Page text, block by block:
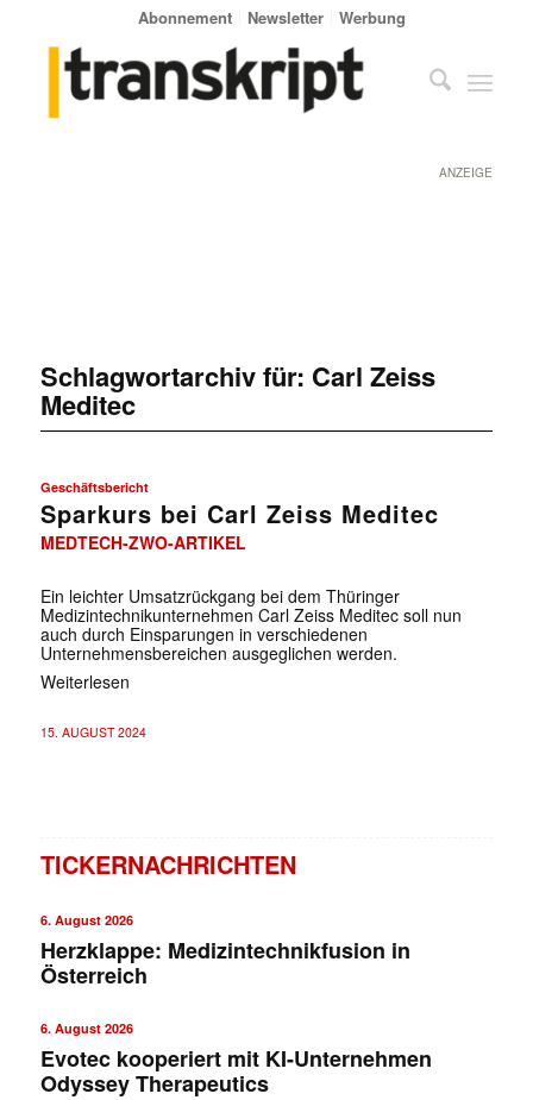
Abonnement Newsletter Werbung
ANZEIGE
Schlagwortarchiv für: Carl Zeiss
Meditec
Geschäftsbericht
Sparkurs bei Carl Zeiss Meditec
MEDTECH-ZWO-ARTIKEL
Ein leichter Umsatzrückgang bei dem Thüringer
Medizintechnikunternehmen Carl Zeiss Meditec soll nun
auch durch Einsparungen in verschiedenen
Unternehmensbereichen ausgeglichen werden.
Weiterlesen
15. AUGUST 2024
TICKERNACHRICHTEN
6. August 2026
Herzklappe: Medizintechnikfusion in
Österreich
6. August 2026
Evotec kooperiert mit KI-Unternehmen
Odyssey Therapeutics